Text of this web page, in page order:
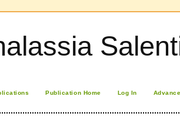
Publication Home Log In